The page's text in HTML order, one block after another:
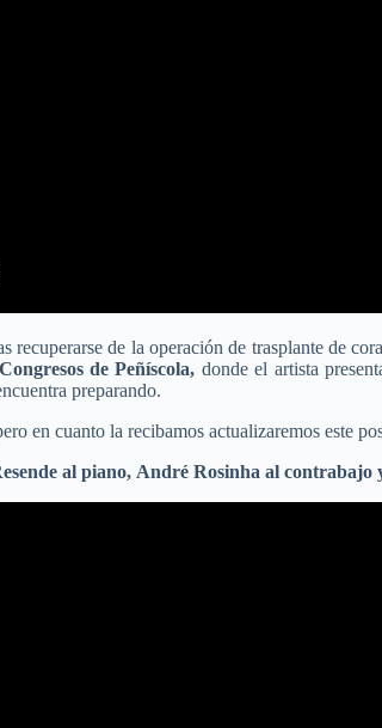
recuperarse de la operación de trasplante de
de Peñíscola, donde el artista
preparando.
en cuanto la recibamos actualizaremos este
al piano, André Rosinha al contrabajo